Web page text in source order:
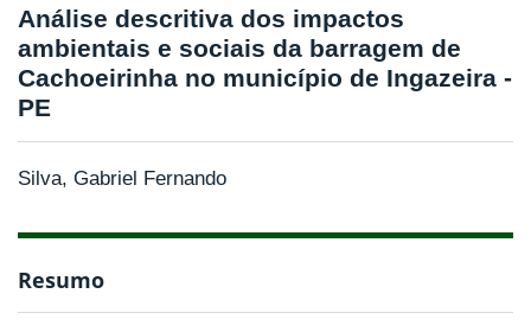
Análise descritiva dos impactos
ambientais e sociais da barragem de
Cachoeirinha no município de Ingazeira -
PE
Silva, Gabriel Fernando
Resumo